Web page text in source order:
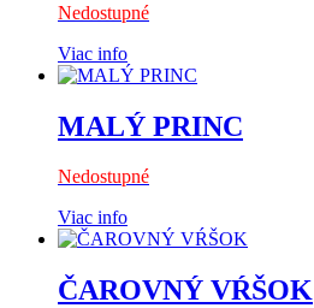
Nedostupné
Viac info
MALÝ PRINC
Nedostupné
Viac info
ČAROVNÝ VŔŠOK